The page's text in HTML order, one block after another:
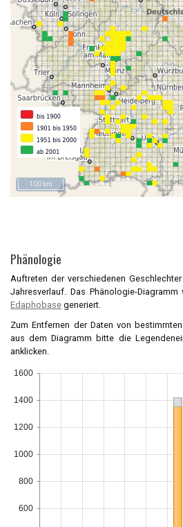
100 km
Phänologie
Auftreten der verschiedenen
Jahresverlauf. Das Phänologie-
Edaphobase generiert.
Zum Entfernen der Daten von
aus dem Diagramm bitte die
anklicken.
600
800
1000
1200
1400
1600